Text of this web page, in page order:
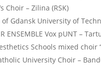
Choir – Zilina (RSK)
Gdansk University of
ENSEMBLE Vox pUNT –
Schools mixed choir
University Choir –